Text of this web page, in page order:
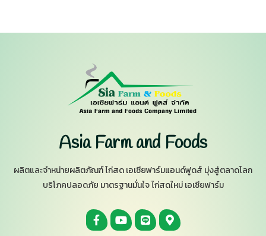
Asia Farm and Foods
ผลิตและจำหน่ายผลิตภัณฑ์ ไก่สด เอเซียฟาร์มแอนด์ฟูดส์ มุ่งสู่ตลาดโลก
บริโภคปลอดภัย มาตรฐานมั่นใจ ไก่สดใหม่ เอเซียฟาร์ม